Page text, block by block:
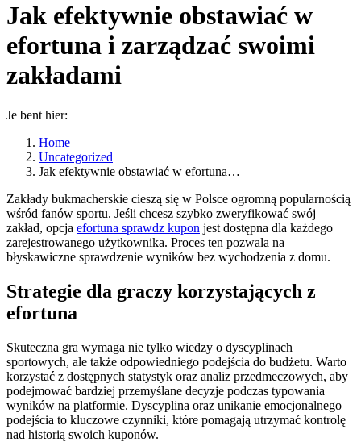
Jak efektywnie obstawiać w
efortuna i zarządzać swoimi
zakładami
Je bent hier:
Home
Uncategorized
Jak efektywnie obstawiać w efortuna…
Zakłady bukmacherskie cieszą się w Polsce ogromną popularnością
wśród fanów sportu. Jeśli chcesz szybko zweryfikować swój
zakład, opcja efortuna sprawdz kupon jest dostępna dla każdego
zarejestrowanego użytkownika. Proces ten pozwala na
błyskawiczne sprawdzenie wyników bez wychodzenia z domu.
Strategie dla graczy korzystających z
efortuna
Skuteczna gra wymaga nie tylko wiedzy o dyscyplinach
sportowych, ale także odpowiedniego podejścia do budżetu. Warto
korzystać z dostępnych statystyk oraz analiz przedmeczowych, aby
podejmować bardziej przemyślane decyzje podczas typowania
wyników na platformie. Dyscyplina oraz unikanie emocjonalnego
podejścia to kluczowe czynniki, które pomagają utrzymać kontrolę
nad historią swoich kuponów.